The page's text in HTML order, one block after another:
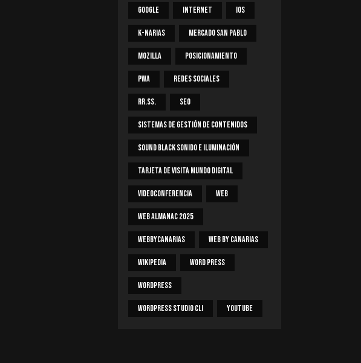
Google Internet IOS
K-Narias Mercado San Pablo
Mozilla Posicionamiento
PWA Redes Sociales
RR.SS. SEO
Sistemas De Gestión De Contenidos
Sound Black Sonido E Iluminación
Tarjeta De Visita Mundo Digital
Videoconferencia Web
Web Almanac 2025
Webbycanarias Web By Canarias
Wikipedia Word Press
WordPress
WordPress Studio CLI Youtube